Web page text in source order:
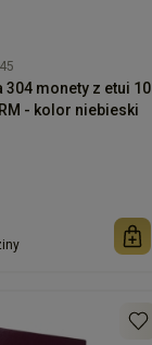
304 monety z etui 10
kart - LEUCHTTURM - kolor niebieski